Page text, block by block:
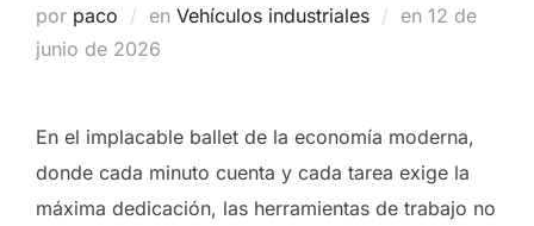
por paco en Vehículos industriales en Publicado
12 de
junio de 2026
En el implacable ballet de la economía moderna,
donde cada minuto cuenta y cada tarea exige la
máxima dedicación, las herramientas de trabajo no